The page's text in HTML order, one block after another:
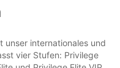
unser internationales und
vier Stufen: Privilege